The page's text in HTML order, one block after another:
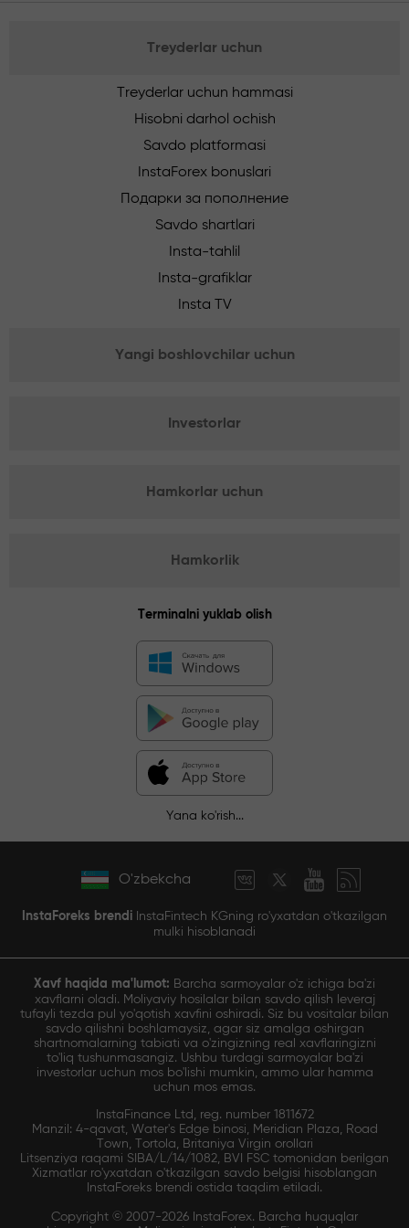
Treyderlar uchun
Treyderlar uchun hammasi
Hisobni darhol ochish
Savdo platformasi
InstaForex bonuslari
Подарки за пополнение
Savdo shartlari
Insta-tahlil
Insta-grafiklar
Insta TV
Yangi boshlovchilar uchun
Investorlar
Hamkorlar uchun
Hamkorlik
Terminalni yuklab olish
Yana ko'rish...
O'zbekcha
InstaForeks brendi InstaFintech KGning ro'yxatdan o'tkazilgan
mulki hisoblanadi
Xavf haqida ma'lumot: Barcha sarmoyalar o'z ichiga ba'zi
xavflarni oladi. Moliyaviy hosilalar bilan savdo qilish leveraj
tufayli tezda pul yo'qotish xavfini oshiradi. Siz bu vositalar bilan
savdo qilishni boshlamaysiz, agar siz amalga oshirgan
shartnomalarning tabiati va o'zingizning real xavflaringizni
to'liq tushunmasangiz. Ushbu turdagi sarmoyalar ba'zi
investorlar uchun mos bo'lishi mumkin, ammo ular hamma
uchun mos emas.
InstaFinance Ltd, reg. number 1811672
Manzil: 4-qavat, Water's Edge binosi, Meridian Plaza, Road
Town, Tortola, Britaniya Virgin orollari
Litsenziya raqami SIBA/L/14/1082, BVI FSC tomonidan berilgan
Xizmatlar ro'yxatdan o'tkazilgan savdo belgisi hisoblangan
InstaForeks brendi ostida taqdim etiladi.
Copyright © 2007-2026 InstaForex. Barcha huquqlar